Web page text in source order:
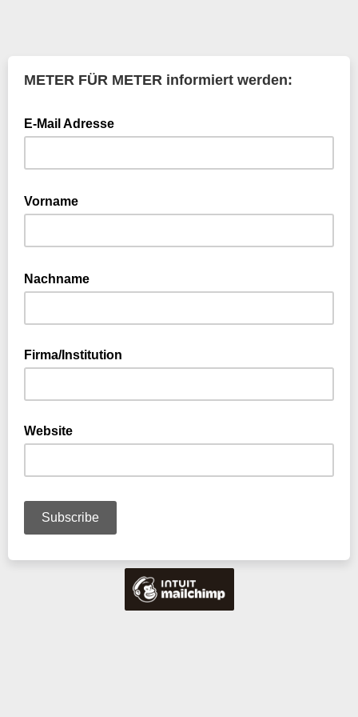
METER FÜR METER informiert werden:
E-Mail Adresse
Vorname
Nachname
Firma/Institution
Website